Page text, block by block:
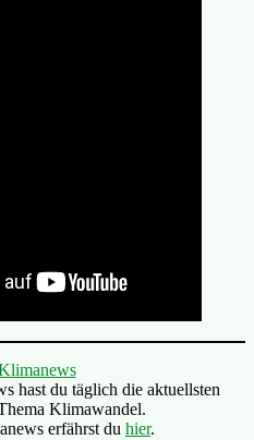
hast du täglich die aktuellsten
Klimawandel.
erfährst du hier.